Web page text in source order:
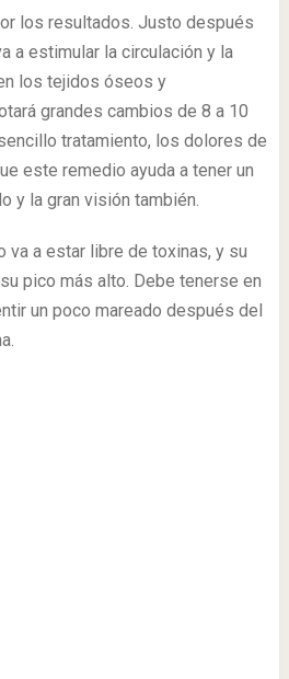
los resultados. Justo después
a estimular la circulación y la
los tejidos óseos y
grandes cambios de 8 a 10
tratamiento, los dolores de
este remedio ayuda a tener un
y la gran visión también.
va a estar libre de toxinas, y su
pico más alto. Debe tenerse en
un poco mareado después del